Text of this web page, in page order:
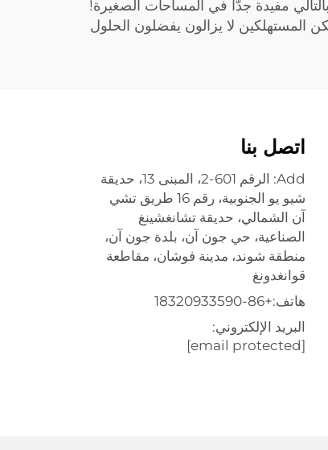
مفيدة جدًّا في المساحات الصغيرة!
المستهلكين لا يزالون يفضلون الحلول
اتصل بنا
Add: الرقم 601-2، المبنى 13، حديقة
شيو يو الجنوبية، رقم 16 طريق تشي
آن الشمالي، حديقة تشانغشينغ
الصناعية، حي جون آن، بلدة جون آن،
منطقة شوند، مدينة فوشان، مقاطعة
قوانغدونغ
هاتف:+86-18320933590
البريد الإلكتروني:
[email protected]